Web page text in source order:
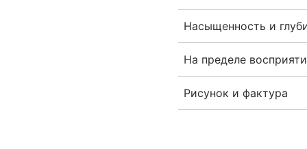
Насыщенность и
На пределе
Рисунок и фактура